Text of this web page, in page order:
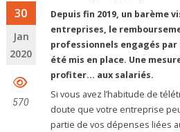
30
Jan
2020
570
Depuis fin 2019, un barème
entreprises, le
professionnels engagés
été mis en place. Une
profiter… aux salariés.
Si vous avez l’habitude de
doute que votre entreprise
partie de vos dépenses liées